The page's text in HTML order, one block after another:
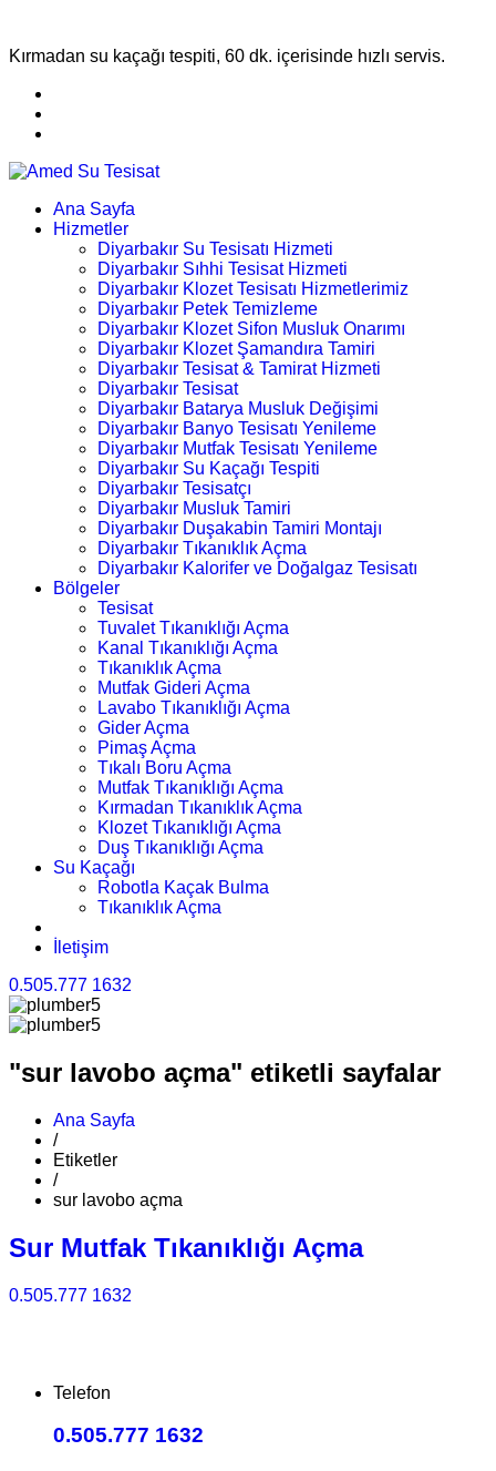
Kırmadan su kaçağı tespiti, 60 dk. içerisinde hızlı servis.
Ana Sayfa
Hizmetler
Diyarbakır Su Tesisatı Hizmeti
Diyarbakır Sıhhi Tesisat Hizmeti
Diyarbakır Klozet Tesisatı Hizmetlerimiz
Diyarbakır Petek Temizleme
Diyarbakır Klozet Sifon Musluk Onarımı
Diyarbakır Klozet Şamandıra Tamiri
Diyarbakır Tesisat & Tamirat Hizmeti
Diyarbakır Tesisat
Diyarbakır Batarya Musluk Değişimi
Diyarbakır Banyo Tesisatı Yenileme
Diyarbakır Mutfak Tesisatı Yenileme
Diyarbakır Su Kaçağı Tespiti
Diyarbakır Tesisatçı
Diyarbakır Musluk Tamiri
Diyarbakır Duşakabin Tamiri Montajı
Diyarbakır Tıkanıklık Açma
Diyarbakır Kalorifer ve Doğalgaz Tesisatı
Bölgeler
Tesisat
Tuvalet Tıkanıklığı Açma
Kanal Tıkanıklığı Açma
Tıkanıklık Açma
Mutfak Gideri Açma
Lavabo Tıkanıklığı Açma
Gider Açma
Pimaş Açma
Tıkalı Boru Açma
Mutfak Tıkanıklığı Açma
Kırmadan Tıkanıklık Açma
Klozet Tıkanıklığı Açma
Duş Tıkanıklığı Açma
Su Kaçağı
Robotla Kaçak Bulma
Tıkanıklık Açma
İletişim
0.505.777 1632
"sur lavobo açma" etiketli sayfalar
Ana Sayfa
/
Etiketler
/
sur lavobo açma
Sur Mutfak Tıkanıklığı Açma
0.505.777 1632
Telefon
0.505.777 1632